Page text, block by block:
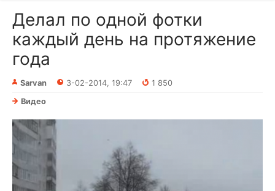
Делал по одной фотки
каждый день на протяжение
года
Sarvan 3-02-2014, 19:47
1 850
Видео